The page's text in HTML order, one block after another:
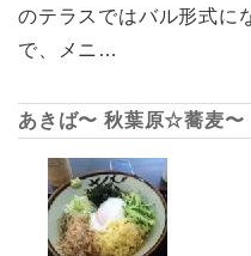
のテラスではバル形式に
で、メニ…
あきば〜 秋葉原☆蕎麦〜